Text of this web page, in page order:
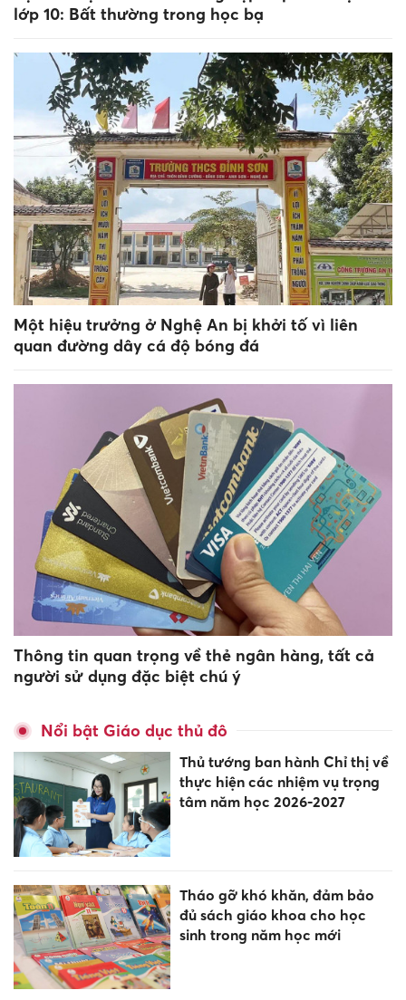
lớp 10: Bất thường trong học bạ
Một hiệu trưởng ở Nghệ An bị khởi tố vì liên
quan đường dây cá độ bóng đá
Thông tin quan trọng về thẻ ngân hàng, tất cả
người sử dụng đặc biệt chú ý
Nổi bật Giáo dục thủ đô
Thủ tướng ban hành Chỉ thị về
thực hiện các nhiệm vụ trọng
tâm năm học 2026-2027
Tháo gỡ khó khăn, đảm bảo
đủ sách giáo khoa cho học
sinh trong năm học mới